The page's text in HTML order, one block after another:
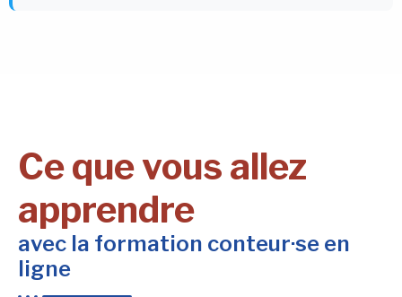
Ce que vous allez
apprendre
avec la formation conteur·se en
ligne